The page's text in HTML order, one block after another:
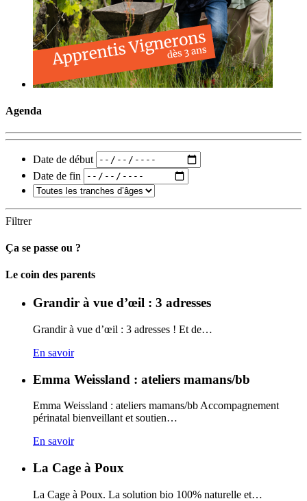
Agenda
Date de début
Date de fin
Filtrer
Ça se passe ou ?
Carto
Le coin des parents
Grandir à vue d’œil : 3 adresses
Grandir à vue d’œil : 3 adresses ! Et de…
En savoir
Emma Weissland : ateliers mamans/bb
Emma Weissland : ateliers mamans/bb Accompagnement
périnatal bienveillant et soutien…
En savoir
La Cage à Poux
La Cage à Poux. La solution bio 100% naturelle et…